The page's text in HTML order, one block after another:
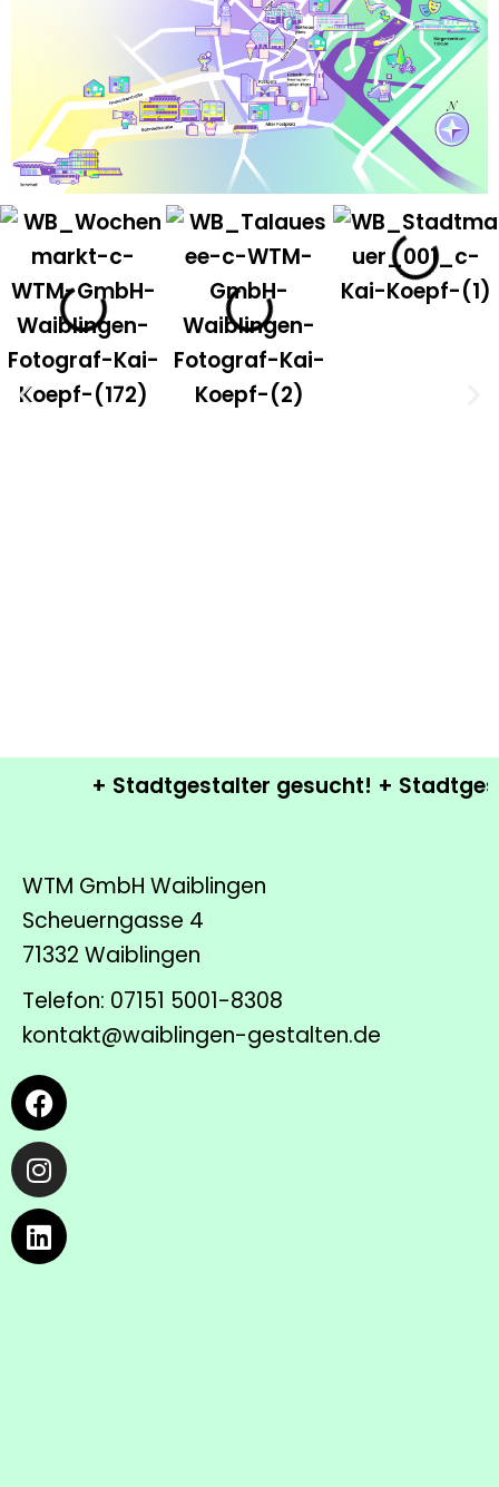
+ Stadtgestalter gesucht! +
WTM GmbH Waiblingen
Scheuerngasse 4
71332 Waiblingen
Telefon: 07151 5001-8308
kontakt@waiblingen-gestalten.de
Facebook
Instagram
Linkedin